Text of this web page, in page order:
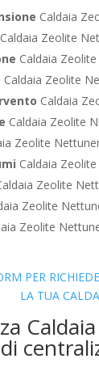
Caldaia
Caldaia Zeolite
Caldaia
Caldaia Zeolite
Caldaia
Caldaia Zeolite
Zeolite
Caldaia
Zeolite
Zeolite
Zeolite
PER
LA TUA